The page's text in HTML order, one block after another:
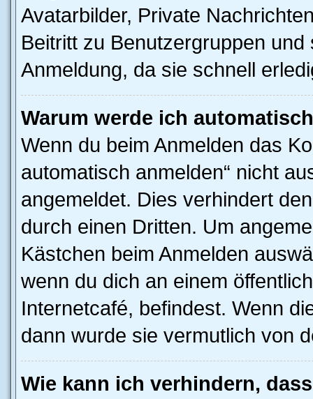
Avatarbilder, Private
Beitritt zu Benutzergruppen
Anmeldung, da sie schnell
Warum werde ich
Wenn du beim Anmelden das
automatisch anmelden“ nicht
angemeldet. Dies verhindert
durch einen Dritten. Um
Kästchen beim Anmelden
wenn du dich an einem
Internetcafé, befindest. Wenn
dann wurde sie vermutlich von
Wie kann ich verhindern,